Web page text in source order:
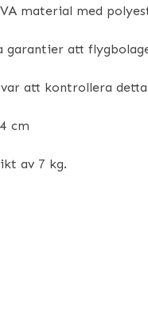
material med
garantier att
att kontrollera
cm
av 7 kg.